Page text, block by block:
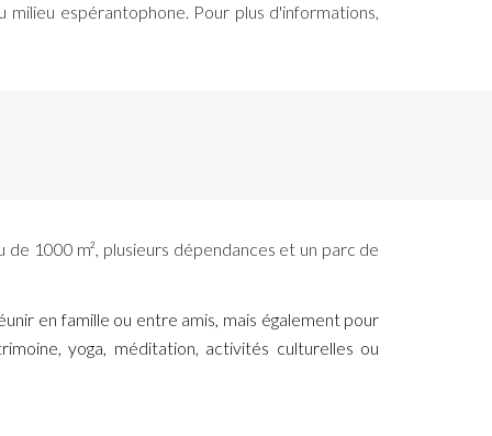
espérantophone. Pour plus d'informations,
de 1000 m², plusieurs dépendances et un parc de
en famille ou entre amis, mais également pour
yoga, méditation, activités culturelles ou